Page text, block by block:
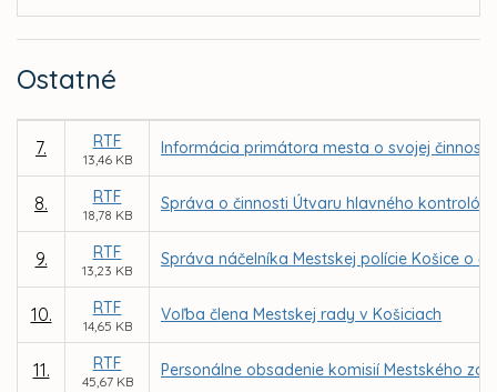
Ostatné
7. RTF
13,46 KB
Informácia primátora mesta o svojej
8. RTF
18,78 KB
Správa o činnosti Útvaru hlavného kontrolóra
9. RTF
13,23 KB
Správa náčelníka Mestskej polície Košice o
10. RTF
14,65 KB
Voľba člena Mestskej rady v Košiciach
11. RTF
45,67 KB
Personálne obsadenie komisií Mestského